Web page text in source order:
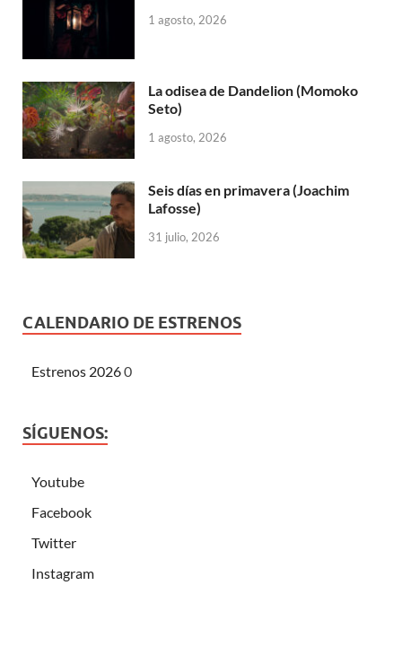
1 agosto, 2026
La odisea de Dandelion (Momoko
Seto)
1 agosto, 2026
Seis días en primavera (Joachim
Lafosse)
31 julio, 2026
CALENDARIO DE ESTRENOS
Estrenos 20260
SÍGUENOS:
Youtube
Facebook
Twitter
Instagram